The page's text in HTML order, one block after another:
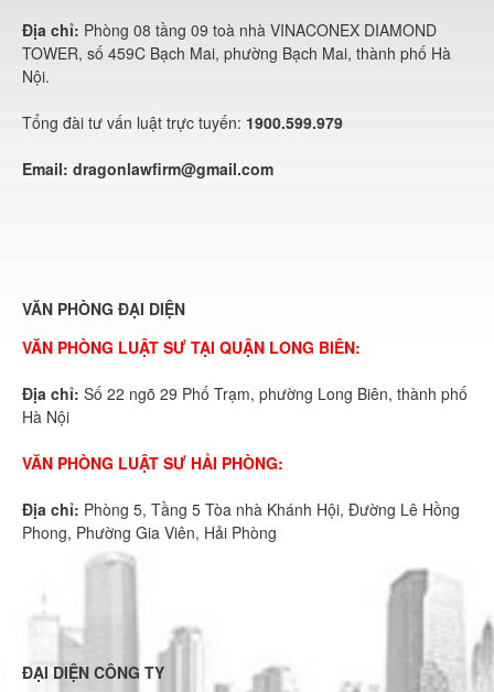
Địa chỉ: Phòng 08 tầng 09 toà nhà VINACONEX DIAMOND
TOWER, số 459C Bạch Mai, phường Bạch Mai, thành phố Hà
Nội.
Tổng đài tư vấn luật trực tuyến: 1900.599.979
Email: dragonlawfirm@gmail.com
VĂN PHÒNG ĐẠI DIỆN
VĂN PHÒNG LUẬT SƯ TẠI QUẬN LONG BIÊN:
Địa chỉ: Số 22 ngõ 29 Phố Trạm, phường Long Biên, thành phố
Hà Nội
VĂN PHÒNG LUẬT SƯ HẢI PHÒNG:
Địa chỉ: Phòng 5, Tầng 5 Tòa nhà Khánh Hội, Đường Lê Hồng
Phong, Phường Gia Viên, Hải Phòng
ĐẠI DIỆN CÔNG TY